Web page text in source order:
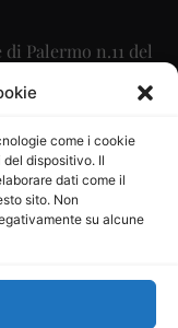
come i cookie
dispositivo. Il
dati come il
sito. Non
su alcune
Palermo n.11 del
Scaglione
Calabrese